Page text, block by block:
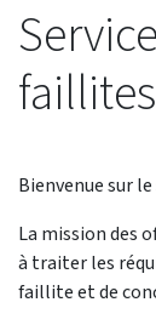
faillites
Bienvenue sur
La mission des
à traiter les
faillite et de